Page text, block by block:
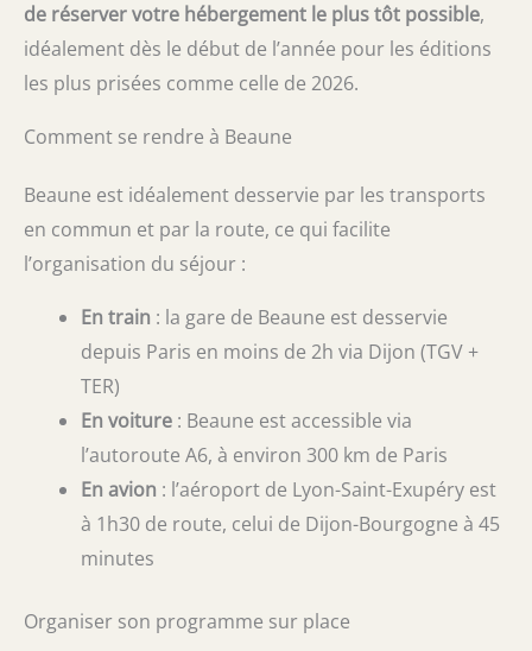
de réserver votre hébergement le plus tôt possible,
idéalement dès le début de l’année pour les éditions
les plus prisées comme celle de 2026.
Comment se rendre à Beaune
Beaune est idéalement desservie par les transports
en commun et par la route, ce qui facilite
l’organisation du séjour :
En train : la gare de Beaune est desservie
depuis Paris en moins de 2h via Dijon (TGV +
TER)
En voiture : Beaune est accessible via
l’autoroute A6, à environ 300 km de Paris
En avion : l’aéroport de Lyon-Saint-Exupéry est
à 1h30 de route, celui de Dijon-Bourgogne à 45
minutes
Organiser son programme sur place